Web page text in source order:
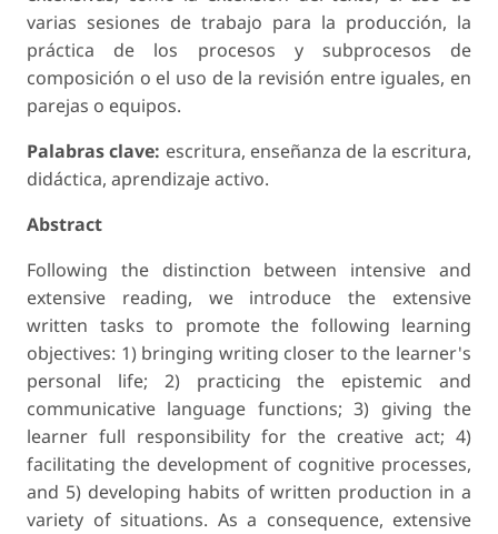
varias sesiones de trabajo para la producción, la
práctica de los procesos y subprocesos de
composición o el uso de la revisión entre iguales, en
parejas o equipos.
Palabras clave: escritura, enseñanza de la escritura,
didáctica, aprendizaje activo.
Abstract
Following the distinction between intensive and
extensive reading, we introduce the extensive
written tasks to promote the following learning
objectives: 1) bringing writing closer to the learner's
personal life; 2) practicing the epistemic and
communicative language functions; 3) giving the
learner full responsibility for the creative act; 4)
facilitating the development of cognitive processes,
and 5) developing habits of written production in a
variety of situations. As a consequence, extensive